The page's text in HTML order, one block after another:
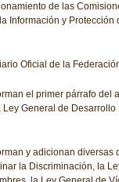
de las
Información y
Oficial de la
el primer párrafo del
General de
y adicionan diversas
la Discriminación, la